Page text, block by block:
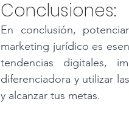
Conclusiones:
En conclusión,
marketing jurídico es
tendencias digitales,
diferenciadora y utilizar
y alcanzar tus metas.